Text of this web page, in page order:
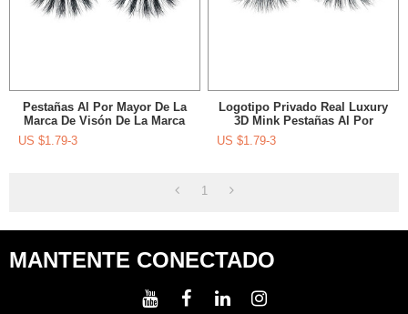
Pestañas Al Por Mayor De La
Marca De Visón De La Marca
Del Volumen De La Ráfaga
Con Las Pinzas De Pestañas
US $1.79-3
Logotipo Privado Real Luxury
3D Mink Pestañas Al Por
Mayor Con Pegamento De
US $1.79-3
1
MANTENTE CONECTADO